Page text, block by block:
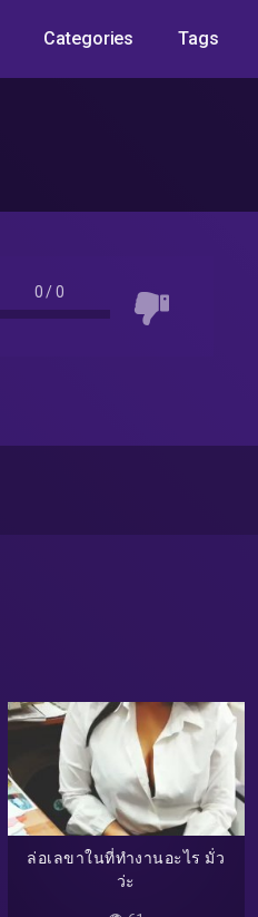
Categories Tags
0/0
ล่อเลขาในที่ทำงานอะไร มั่ว
ว่ะ